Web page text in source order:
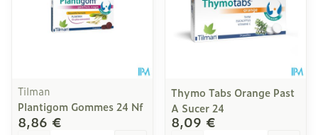
Tilman
Plantigom Gommes 24 Nf
8,86 €
Thymo Tabs Orange Past
A Sucer 24
8,09 €